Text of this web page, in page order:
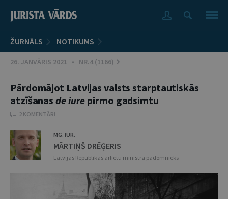
ŽURNĀLS NOTIKUMS
26. JANVĀRIS 2021 • NR.4 (1166)
Pārdomājot Latvijas valsts starptautiskās
atzīšanas de iure pirmo gadsimtu
2 KOMENTĀRI
MG. IUR.
MĀRTIŅŠ DRĒĢERIS
Latvijas Republikas ārlietu ministra padomnieks